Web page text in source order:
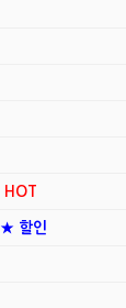
★ 할인